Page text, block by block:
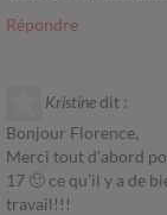
Répondre
Kristine dit :
Bonjour Florence,
Merci tout d’abord
17 🙂 ce qu’il y a de
travail!!!